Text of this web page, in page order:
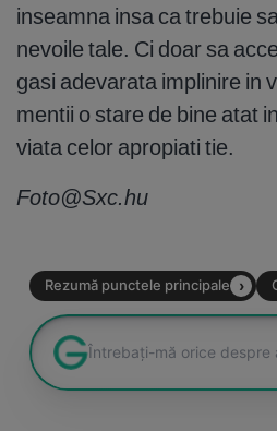
inseamna insa ca trebuie
nevoile tale. Ci doar sa
gasi adevarata implinire in
mentii o stare de bine atat
viata celor apropiati tie.
Foto@Sxc.hu